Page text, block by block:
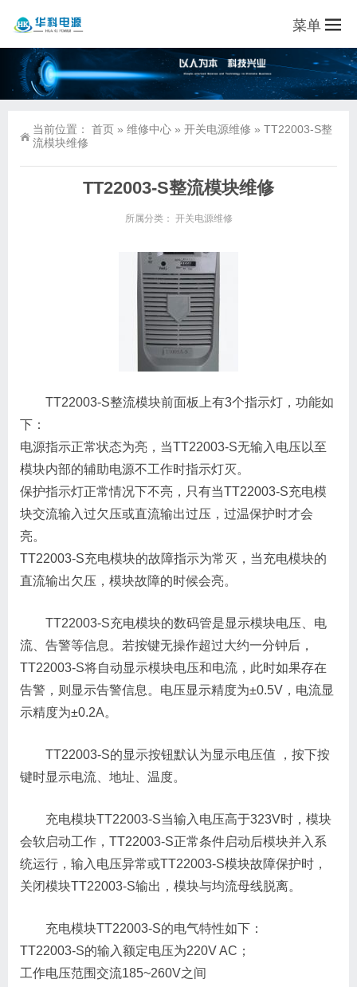
菜单
当前位置： 首页 » 维修中心 » 开关电源维修 » TT22003-S整
流模块维修
TT22003-S整流模块维修
所属分类： 开关电源维修
TT22003-S整流模块前面板上有3个指示灯，功能如
下：
电源指示正常状态为亮，当TT22003-S无输入电压以至
模块内部的辅助电源不工作时指示灯灭。
保护指示灯正常情况下不亮，只有当TT22003-S充电模
块交流输入过欠压或直流输出过压，过温保护时才会
亮。
TT22003-S充电模块的故障指示为常灭，当充电模块的
直流输出欠压，模块故障的时候会亮。
TT22003-S充电模块的数码管是显示模块电压、电
流、告警等信息。若按键无操作超过大约一分钟后，
TT22003-S将自动显示模块电压和电流，此时如果存在
告警，则显示告警信息。电压显示精度为±0.5V，电流显
示精度为±0.2A。
TT22003-S的显示按钮默认为显示电压值 ，按下按
键时显示电流、地址、温度。
充电模块TT22003-S当输入电压高于323V时，模块
会软启动工作，TT22003-S正常条件启动后模块并入系
统运行，输入电压异常或TT22003-S模块故障保护时，
关闭模块TT22003-S输出，模块与均流母线脱离。
充电模块TT22003-S的电气特性如下：
TT22003-S的输入额定电压为220V AC；
工作电压范围交流185~260V之间